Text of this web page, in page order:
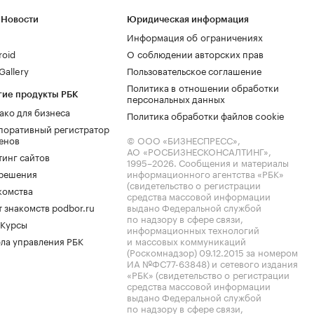
продукты РБК
для бизнеса
регистратор
сайтов
знакомств podbor.ru
управления РБК
Юридическая информация
Информация об ограничениях
О соблюдении авторских прав
Пользовательское соглашение
Политика в отношении обработки
персональных данных
Политика обработки файлов cookie
© ООО «БИЗНЕСПРЕСС»,
АО «РОСБИЗНЕСКОНСАЛТИНГ»,
1995–2026. Сообщения и материалы
информационного агентства «РБК»
(свидетельство о регистрации
средства массовой информации
выдано Федеральной службой
по надзору в сфере связи,
информационных технологий
и массовых коммуникаций
(Роскомнадзор) 09.12.2015 за номером
ИА №ФС77-63848) и сетевого издания
«РБК» (свидетельство о регистрации
средства массовой информации
выдано Федеральной службой
по надзору в сфере связи,